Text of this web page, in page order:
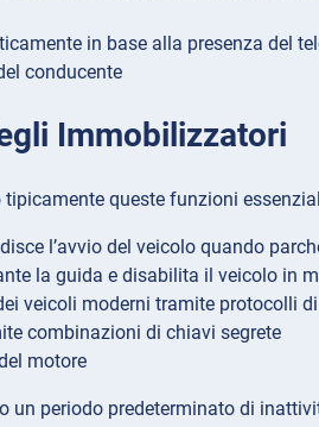
in base alla presenza del
conducente
Immobilizzatori
queste funzioni
l’avvio del veicolo quando
la guida e disabilita il veicolo in
veicoli moderni tramite protocolli
combinazioni di chiavi segrete
motore
periodo predeterminato di